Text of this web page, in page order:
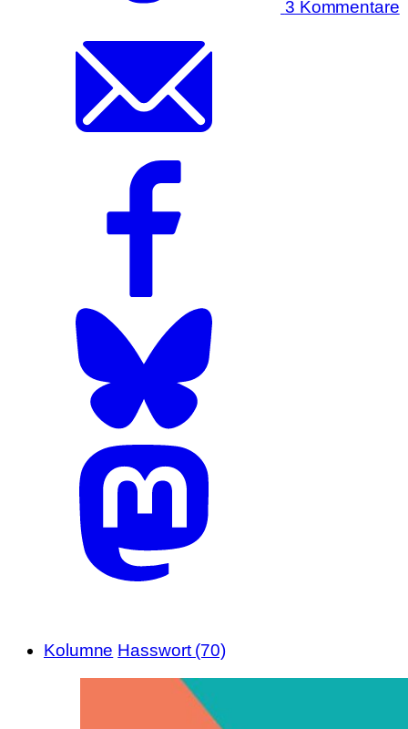
3 Kommentare
Kolumne Hasswort (70)